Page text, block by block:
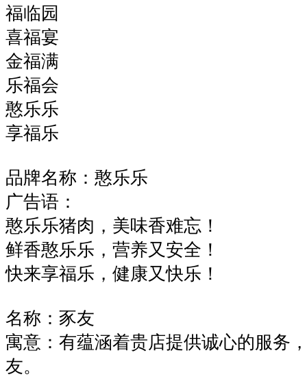
福临园
喜福宴
金福满
乐福会
憨乐乐
享福乐
品牌名称：憨乐乐
广告语：
憨乐乐猪肉，美味香难忘！
鲜香憨乐乐，营养又安全！
快来享福乐，健康又快乐！
名称：豕友
寓意：有蕴涵着贵店提供诚心的服务
友。